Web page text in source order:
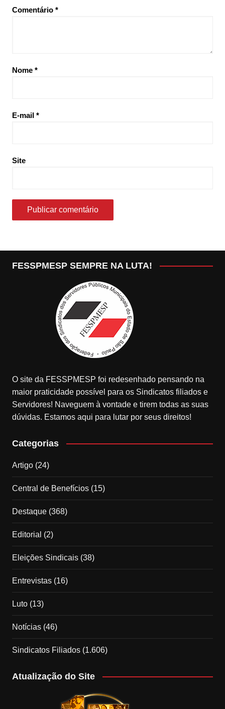
Comentário *
Nome *
E-mail *
Site
FESSPMESP SEMPRE NA LUTA!
O site da FESSPMESP foi redesenhado pensando na
maior praticidade possível para os Sindicatos filiados e
Servidores! Naveguem à vontade e tirem todas as suas
dúvidas. Estamos aqui para lutar por seus direitos!
Categorias
Artigo(24)
Central de Benefícios(15)
Destaque(368)
Editorial (2)
Eleições Sindicais(38)
Entrevistas(16)
Luto(13)
Notícias(46)
Sindicatos Filiados(1.606)
Atualização do Site